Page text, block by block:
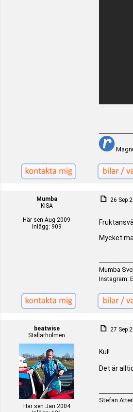
Mumba
KISA
Här sen Aug 2009
Inlägg: 909
26 Sep
Mycket
Mumba
Instagram:
beatwise
Stallarholmen
Här sen Jan 2004
27 Sep
Kul!
Det är
Stefan